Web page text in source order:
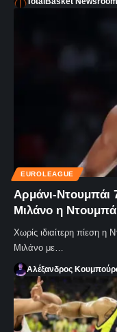
EUROLEAGUE
Αρμάνι-Ντουμπάι
Μιλάνο η
Χωρίς ιδιαίτερη πίεση η
Μιλάνο με…
Αλέξανδρος